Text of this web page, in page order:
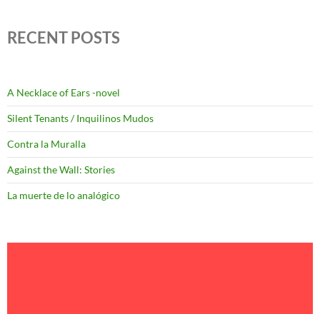
RECENT POSTS
A Necklace of Ears -novel
Silent Tenants / Inquilinos Mudos
Contra la Muralla
Against the Wall: Stories
La muerte de lo analógico